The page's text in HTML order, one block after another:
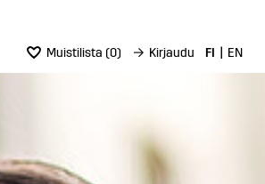
Muistilista (0) → Kirjaudu FI EN